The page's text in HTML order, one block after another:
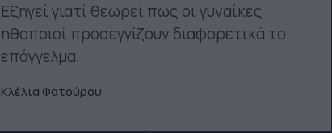
Εξηγεί γιατί θεωρεί πως οι γυναίκες
ηθοποιοί προσεγγίζουν διαφορετικά το
επάγγελμα.
Κλέλια Φατούρου